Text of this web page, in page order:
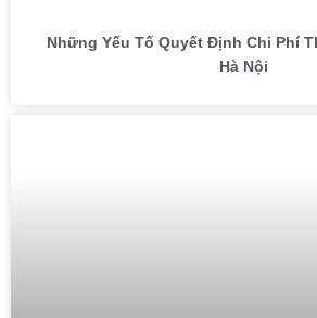
Những Yếu Tố Quyết Định Chi Phí
Hà Nội